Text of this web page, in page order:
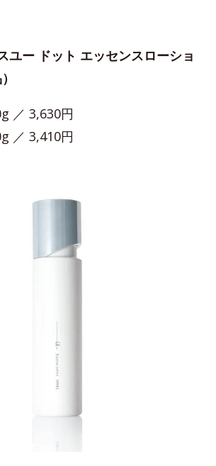
ー ドット エッセンスローショ
／ 3,630円
／ 3,410円